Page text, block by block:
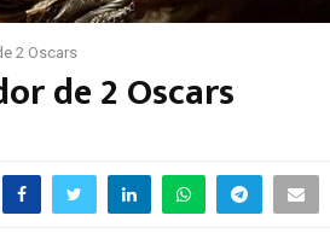
2 Oscars
de 2 Oscars